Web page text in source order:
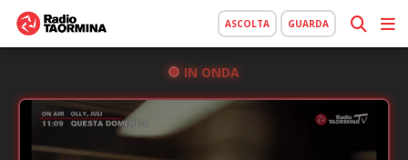
ASCOLTA GUARDA
IN ONDA